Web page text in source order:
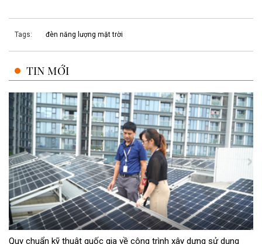
Tags: đèn năng lượng mặt trời
TIN MỚI
Quy chuẩn kỹ thuật quốc gia về công trình xây dựng sử dụng